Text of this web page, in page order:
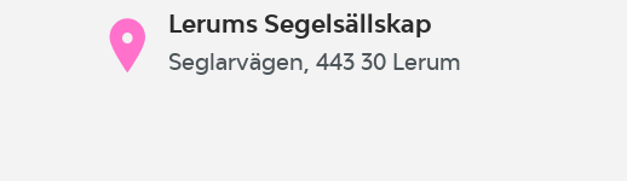
Vi kan erbjuda tillhandahållna båtar
för mer information.
Lerums Segelsällskap
Seglarvägen, 443 30 Lerum